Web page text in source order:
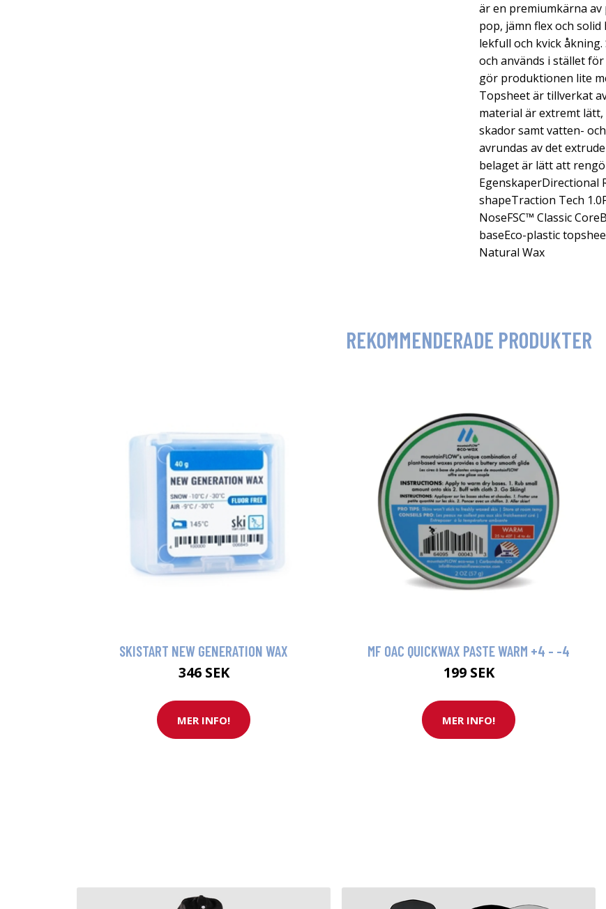
är en premiumkärna
pop, jämn flex och
lekfull och kvick
och används i stället
gör produktionen lite
Topsheet är tillverkat
material är extremt
skador samt vatten-
avrundas av det
belaget är lätt att
EgenskaperDirectional
shapeTraction Tech
NoseFSC™ Classic
baseEco-plastic
Natural Wax
REKOMMENDERADE PRODUKTER
SKISTART NEW GENERATION WAX
346 SEK
MER INFO!
MF OAC QUICKWAX PASTE WARM +4 - -4
199 SEK
MER INFO!